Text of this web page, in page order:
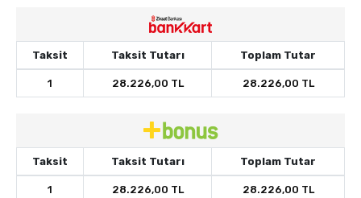
Taksit Taksit Tutarı Toplam Tutar
1 28.226,00 TL 28.226,00 TL
Taksit Taksit Tutarı Toplam Tutar
1 28.226,00 TL 28.226,00 TL